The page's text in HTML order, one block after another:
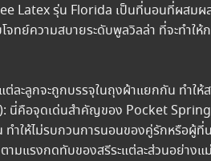
Latex รุ่น Florida เป็นที่นอนที่ผสมผ
ทย์ความสบายระดับพูลวิลล่า ที่จะทำ
ละลูกจะถูกบรรจุในถุงผ้าแยกกัน ทำให้
นี่คือจุดเด่นสำคัญของ Pocket
ทำให้ไม่รบกวนการนอนของคู่รักหรือผู้
ามแรงกดทับของสรีระแต่ละส่วนอย่า